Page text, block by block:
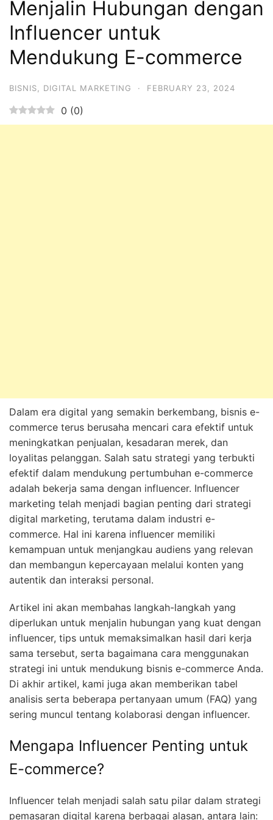
Menjalin Hubungan dengan
Influencer untuk
Mendukung E-commerce
BISNIS DIGITAL MARKETING · FEBRUARY 23, 2024
0 (0)
Dalam era digital yang semakin berkembang, bisnis e-
commerce terus berusaha mencari cara efektif untuk
meningkatkan penjualan, kesadaran merek, dan
loyalitas pelanggan. Salah satu strategi yang terbukti
efektif dalam mendukung pertumbuhan e-commerce
adalah bekerja sama dengan influencer. Influencer
marketing telah menjadi bagian penting dari strategi
digital marketing, terutama dalam industri e-
commerce. Hal ini karena influencer memiliki
kemampuan untuk menjangkau audiens yang relevan
dan membangun kepercayaan melalui konten yang
autentik dan interaksi personal.
Artikel ini akan membahas langkah-langkah yang
diperlukan untuk menjalin hubungan yang kuat dengan
influencer, tips untuk memaksimalkan hasil dari kerja
sama tersebut, serta bagaimana cara menggunakan
strategi ini untuk mendukung bisnis e-commerce Anda.
Di akhir artikel, kami juga akan memberikan tabel
analisis serta beberapa pertanyaan umum (FAQ) yang
sering muncul tentang kolaborasi dengan influencer.
Mengapa Influencer Penting untuk
E-commerce?
Influencer telah menjadi salah satu pilar dalam strategi
pemasaran digital karena berbagai alasan, antara lain: